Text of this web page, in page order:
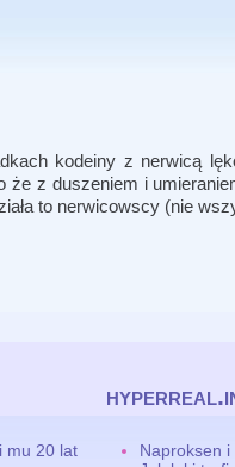
kodeiny z nerwicą
z duszeniem i
to nerwicowscy (nie
mu 20 lat
Naproksen i